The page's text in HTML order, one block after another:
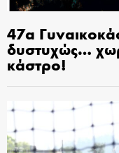
47α
δυστυχώς…
κάστρο!